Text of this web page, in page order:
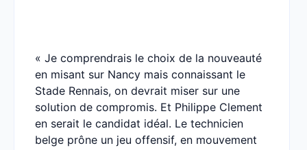
« Je comprendrais le choix de la nouveauté
en misant sur Nancy mais connaissant le
Stade Rennais, on devrait miser sur une
solution de compromis. Et Philippe Clement
en serait le candidat idéal. Le technicien
belge prône un jeu offensif, en mouvement